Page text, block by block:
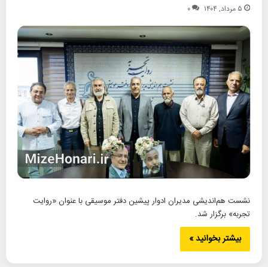
۵ مرداد, ۱۴۰۴ ۰
نشست هم‌اندیشی مدیران ادوار پیشین دفتر موسیقی با عنوان «روایت
تجربه» برگزار شد.
بیشتر بخوانید »